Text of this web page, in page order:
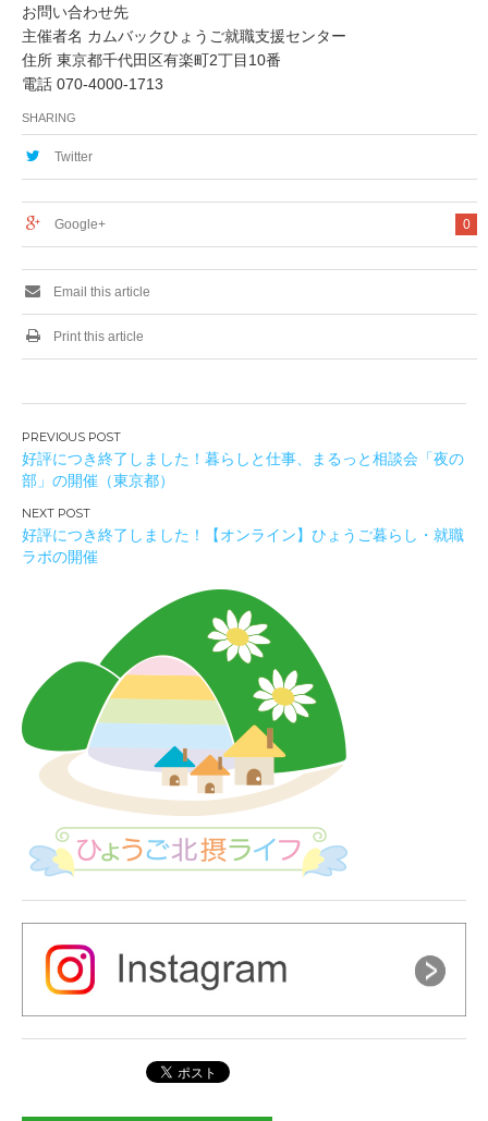
お問い合わせ先
主催者名 カムバックひょうご就職支援センター
住所 東京都千代田区有楽町2丁目10番
電話 070-4000-1713
SHARING
Twitter
0
Google+
Email this article
Print this article
投
稿
ナ
ビ
ゲ
好評につき終了しました！暮らしと仕事、まるっと相談会「夜の
部」の開催（東京都）
好評につき終了しました！【オンライン】ひょうご暮らし・就職
ラボの開催